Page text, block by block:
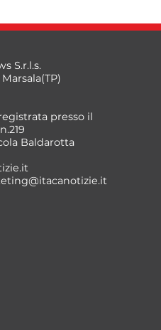
S.r.l.s.
presso il
Baldarotta